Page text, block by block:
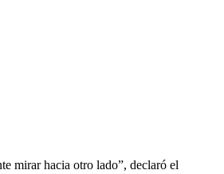
mirar hacia otro lado”, declaró el